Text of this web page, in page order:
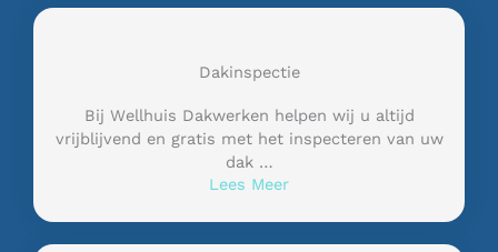
Dakinspectie
Bij Wellhuis Dakwerken helpen wij u altijd
vrijblijvend en gratis met het inspecteren van uw
dak …
Lees Meer